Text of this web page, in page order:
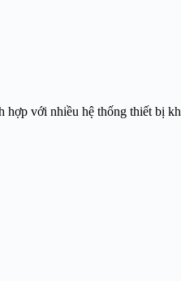
hợp với nhiều hệ thống thiết bị